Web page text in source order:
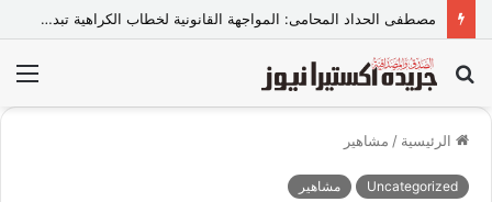
مصطفى الحداد المحامى: المواجهة القانونية لخطاب الكراهية تبدأ بتشريع واضح ووعي مجتمعي
بحث
عن
الرئيسية / مشاهير
Uncategorized مشاهير